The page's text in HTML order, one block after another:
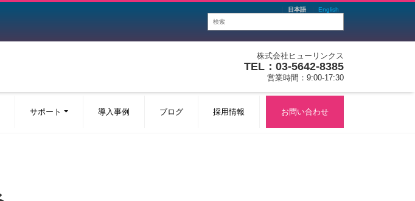
日本語 English
株式会社ヒューリンクス
TEL：03-5642-8385
営業時間：9:00-17:30
サポート 導入事例 ブログ 採用情報 お問い合わせ